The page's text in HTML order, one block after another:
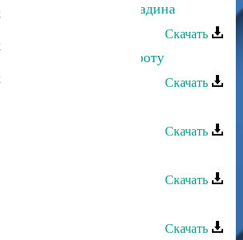
& Ammabeats - Мадина
Скачать
- Я посею доброту
Скачать
- Мадина
Скачать
не стану
Скачать
- Мадина
Скачать